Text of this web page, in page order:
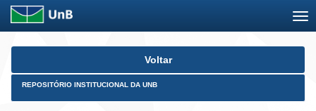
Skip
Voltar
REPOSITÓRIO INSTITUCIONAL DA UNB